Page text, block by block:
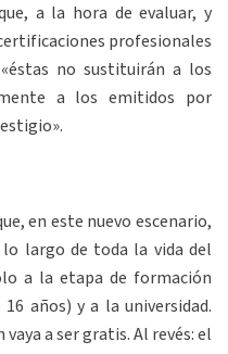
a la hora de evaluar, y
profesionales
no sustituirán a los
a los emitidos por
en este nuevo escenario,
largo de toda la vida del
a la etapa de formación
años) y a la universidad.
a ser gratis. Al revés: el